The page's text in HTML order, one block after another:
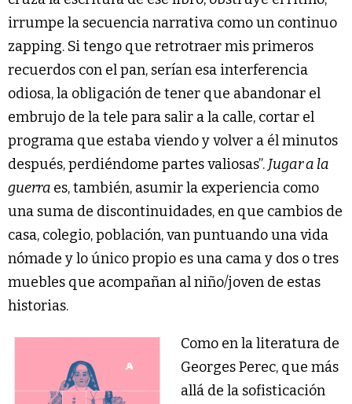
irrumpe la secuencia narrativa como un continuo
zapping. Si tengo que retrotraer mis primeros
recuerdos con el pan, serían esa interferencia
odiosa, la obligación de tener que abandonar el
embrujo de la tele para salir a la calle, cortar el
programa que estaba viendo y volver a él minutos
después, perdiéndome partes valiosas”. Jugar a la
guerra es, también, asumir la experiencia como
una suma de discontinuidades, en que cambios de
casa, colegio, población, van puntuando una vida
nómade y lo único propio es una cama y dos o tres
muebles que acompañan al niño/joven de estas
historias.
Como en la literatura de
Georges Perec, que más
allá de la sofisticación